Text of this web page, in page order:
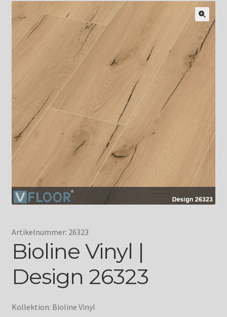
Artikelnummer: 26323
Bioline Vinyl |
Design 26323
Kollektion: Bioline Vinyl